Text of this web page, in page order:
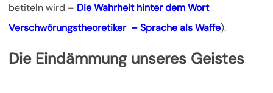
betiteln wird – Die Wahrheit hinter dem Wort
Verschwörungstheoretiker – Sprache als Waffe).
Die Eindämmung unseres Geistes